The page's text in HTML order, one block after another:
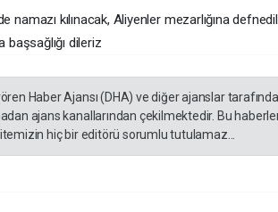
namazı kılınacak, Aliyenler mezarlığına
dileriz
Haber Ajansı (DHA) ve diğer ajanslar
ajans kanallarından çekilmektedir. Bu
hiç bir editörü sorumlu tutulamaz...